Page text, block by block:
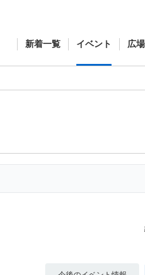
新着一覧 イベント 広